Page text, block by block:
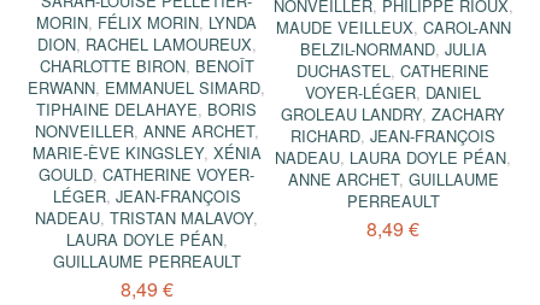
MORIN, FÉLIX MORIN, LYNDA
DION, RACHEL LAMOUREUX,
CHARLOTTE BIRON, BENOÎT
ERWANN, EMMANUEL SIMARD,
TIPHAINE DELAHAYE, BORIS
NONVEILLER, ANNE ARCHET,
MARIE-ÈVE KINGSLEY, XÉNIA
GOULD,CATHERINE VOYER-
LÉGER, JEAN-FRANÇOIS
NADEAU,TRISTAN MALAVOY,
LAURA DOYLE PÉAN,
GUILLAUME PERREAULT
8,49 €
NONVEILLER, PHILIPPE RIOUX,
MAUDE VEILLEUX, CAROL-ANN
BELZIL-NORMAND, JULIA
DUCHASTEL,CATHERINE
VOYER-LÉGER, DANIEL
GROLEAU LANDRY,ZACHARY
RICHARD,JEAN-FRANÇOIS
NADEAU, LAURA DOYLE PÉAN,
ANNE ARCHET, GUILLAUME
PERREAULT
8,49 €